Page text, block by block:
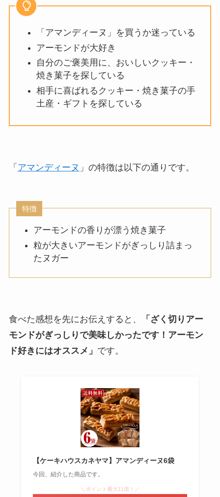
「アマンディーヌ」を買うか迷っている
アーモンドが大好き
自分のご褒美用に、おいしいクッキー・
焼き菓子を探している
相手に喜ばれるクッキー・焼き菓子の手
土産・ギフトを探している
「 アマンディーヌ 」の特徴は以下の通りです。
特徴
アーモンドの香りが漂う焼き菓子
粒が大きいアーモンドがぎっしり詰まっ
たヌガー
食べた感想を先にお伝えすると、
「ざく切りアー
モンドがぎっしりで美味しかったです！アーモン
ド好きにはオススメ」 です。
【ケーキハウスカネヤマ】アマンディーヌ6袋
今回、紹介した商品です。
＼ポイント最大11倍！／